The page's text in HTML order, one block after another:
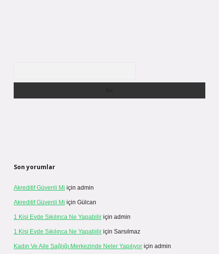
Son yorumlar
Akreditif Güvenli Mi için admin
Akreditif Güvenli Mi için Gülcan
1 Kişi Evde Sıkılınca Ne Yapabilir için admin
1 Kişi Evde Sıkılınca Ne Yapabilir için Sarsılmaz
Kadın Ve Aile Sağlığı Merkezinde Neler Yapılıyor için admin